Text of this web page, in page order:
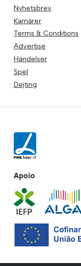
Nyhetsbrev
Karriärer
Terms & Conditions
Advertise
Händelser
Spel
Dejting
Apoio